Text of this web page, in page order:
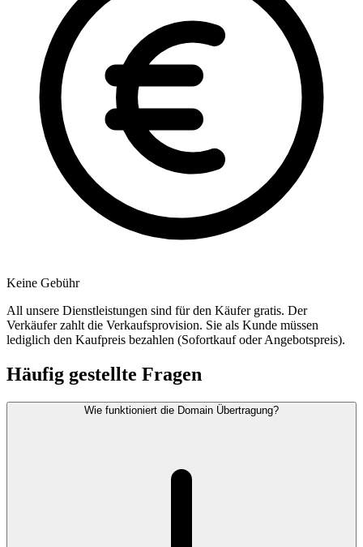
Keine Gebühr
All unsere Dienstleistungen sind für den Käufer gratis. Der
Verkäufer zahlt die Verkaufsprovision. Sie als Kunde müssen
lediglich den Kaufpreis bezahlen (Sofortkauf oder Angebotspreis).
Häufig gestellte Fragen
Wie funktioniert die Domain Übertragung?